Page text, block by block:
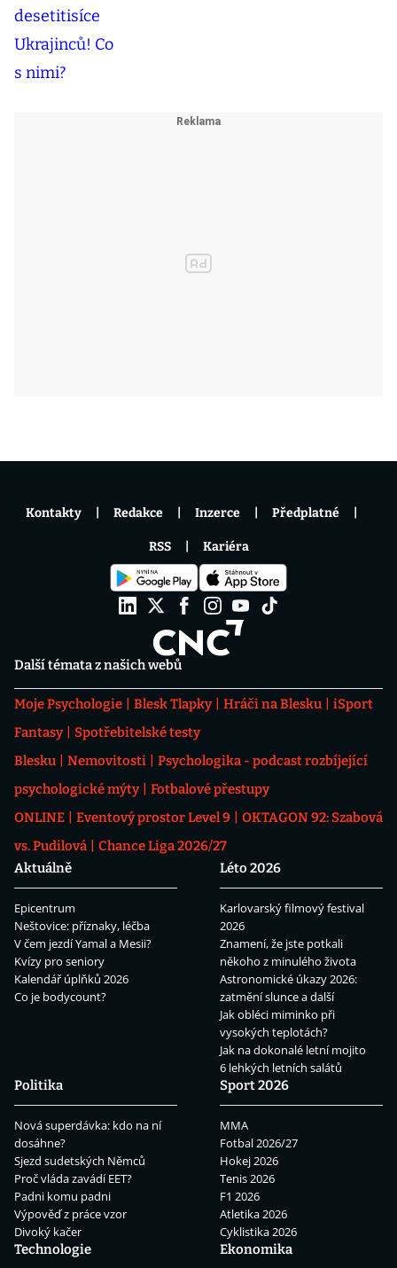
Další témata z našich webů
Moje Psychologie Blesk Tlapky Hráči na Blesku
iSport
Fantasy
Spotřebitelské testy
Blesku
Nemovitosti
Psychologika - podcast rozbíjející
psychologické mýty
Fotbalové přestupy
ONLINE
Eventový prostor Level 9
OKTAGON 92: Szabová
vs. Pudilová
Chance Liga 2026/27
Aktuálně
Epicentrum
Neštovice: příznaky, léčba
V čem jezdí Yamal a Mesii?
Kvízy pro seniory
Kalendář úplňků 2026
Co je bodycount?
Léto 2026
Karlovarský filmový festival
2026
Znamení, že jste potkali
někoho z minulého života
Astronomické úkazy 2026:
zatmění slunce a další
Jak obléci miminko při
vysokých teplotách?
Jak na dokonalé letní mojito
6 lehkých letních salátů
Politika
Nová superdávka: kdo na ní
dosáhne?
Sjezd sudetských Němců
Proč vláda zavádí EET?
Padni komu padni
Výpověď z práce vzor
Divoký kačer
Sport 2026
MMA
Fotbal 2026/27
Hokej 2026
Tenis 2026
F1 2026
Atletika 2026
Cyklistika 2026
Technologie
Ekonomika
Kontakty Redakce Inzerce Předplatné
RSS Kariéra